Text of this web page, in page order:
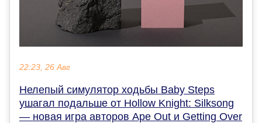
22:23, 26 Авг
Нелепый симулятор ходьбы Baby Steps
ушагал подальше от Hollow Knight: Silksong
— новая игра авторов Ape Out и Getting Over